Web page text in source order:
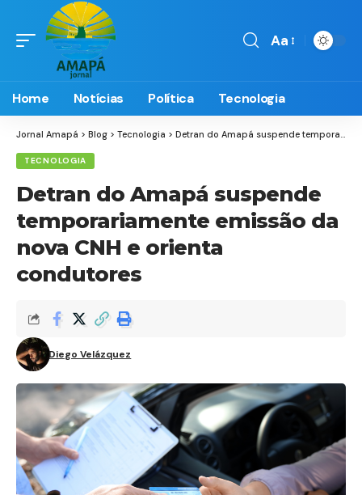
Font
Aa
Home Notícias Política Tecnologia
Jornal Amapá > Blog > Tecnologia > Detran do Amapá suspende temporariamente emissão da nova CNH e orienta condutores
TECNOLOGIA
Detran do Amapá suspende
temporariamente emissão da
nova CNH e orienta
condutores
Diego Velázquez